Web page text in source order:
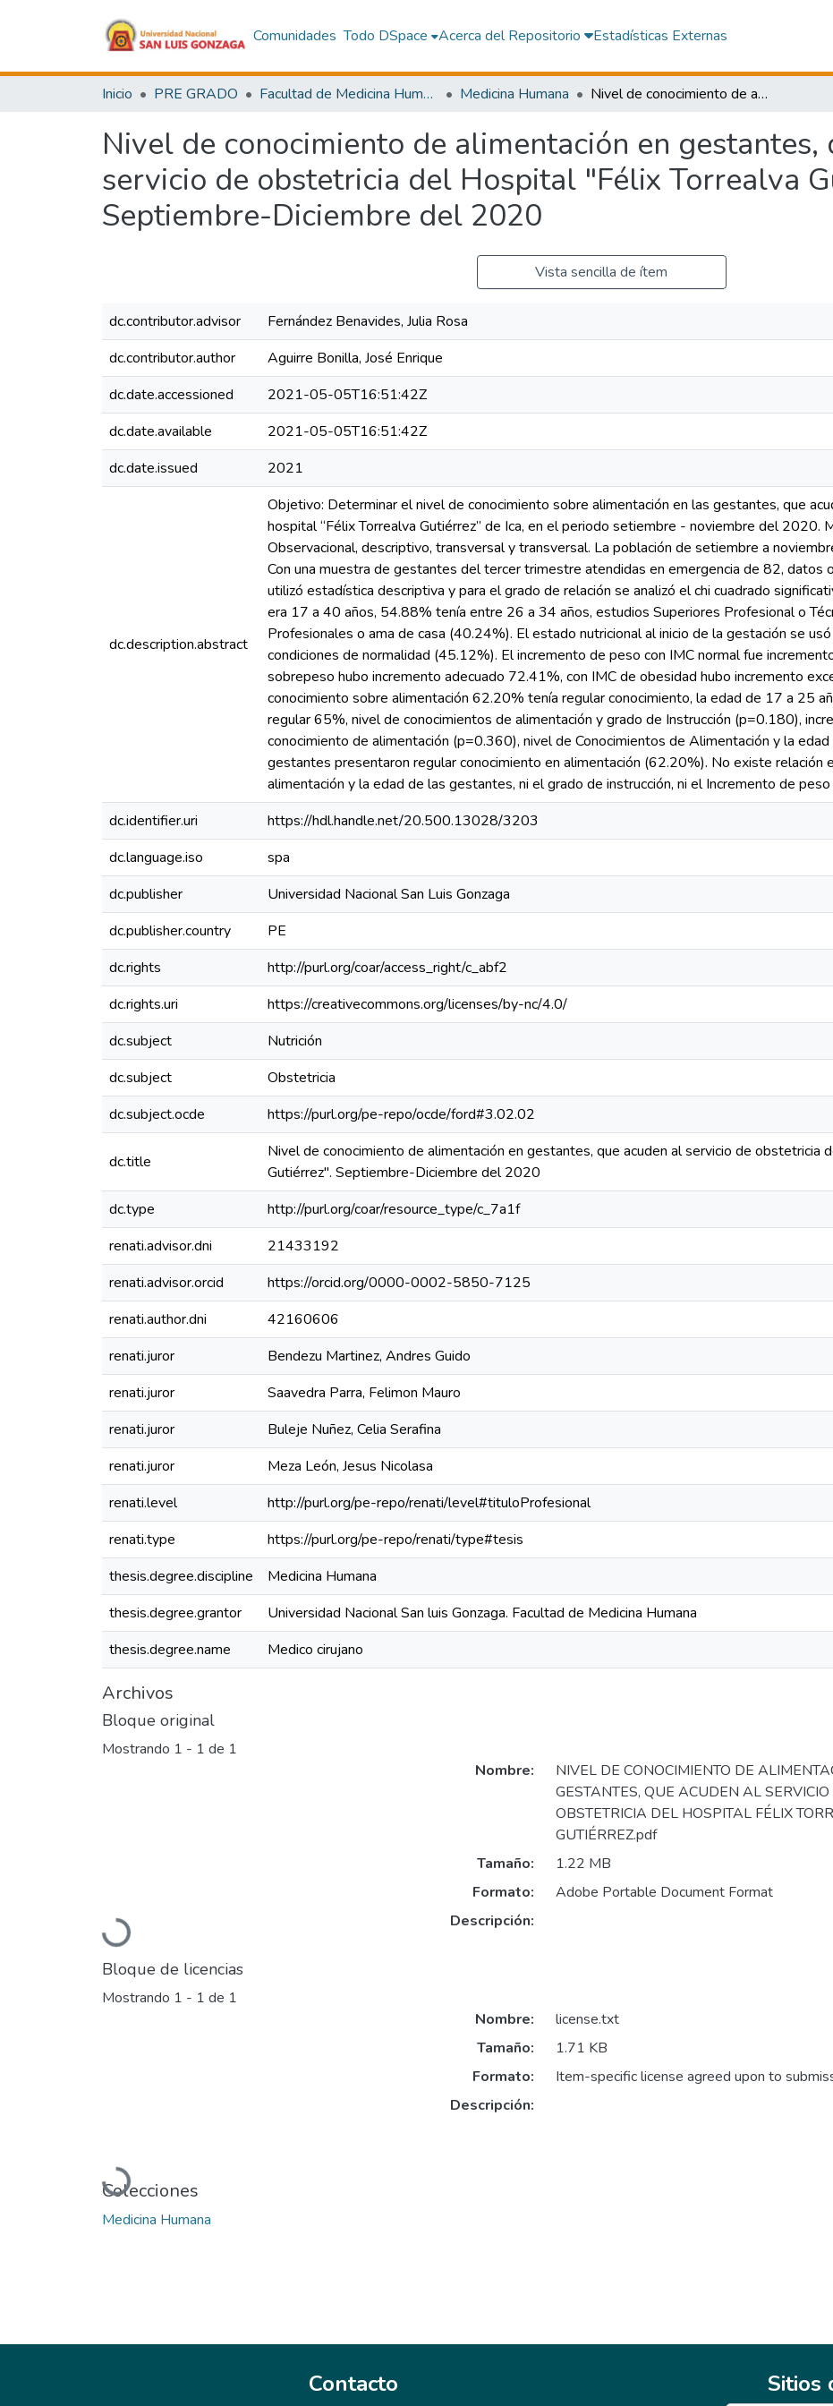
Comunidades Todo DSpace Acerca del Repositorio Estadísticas Externas
Inicio PRE GRADO Facultad de Medicina Humana Medicina Humana Nivel de conocimiento de alimentación en gestantes, que acuden al servicio de obstetricia del Hospital "Félix Torrealva Gutiérrez". Septiembre-Diciembre del 2020
Nivel de conocimiento de alimentación en gestantes,
servicio de obstetricia del Hospital "Félix Torrealva
Septiembre-Diciembre del 2020
Vista sencilla de ítem
dc.contributor.advisor
Fernández Benavides, Julia Rosa
dc.contributor.author
Aguirre Bonilla, José Enrique
dc.date.accessioned
2021-05-05T16:51:42Z
dc.date.available
2021-05-05T16:51:42Z
dc.date.issued
2021
dc.description.abstract
Objetivo: Determinar el nivel de conocimiento sobre alimentación en las gestantes, que
hospital “Félix Torrealva Gutiérrez” de Ica, en el periodo setiembre - noviembre del 2020.
Observacional, descriptivo, transversal y transversal. La población de setiembre a
Con una muestra de gestantes del tercer trimestre atendidas en emergencia de 82, datos
utilizó estadística descriptiva y para el grado de relación se analizó el chi cuadrado
era 17 a 40 años, 54.88% tenía entre 26 a 34 años, estudios Superiores Profesional o
Profesionales o ama de casa (40.24%). El estado nutricional al inicio de la gestación se
condiciones de normalidad (45.12%). El incremento de peso con IMC normal fue
sobrepeso hubo incremento adecuado 72.41%, con IMC de obesidad hubo incremento
conocimiento sobre alimentación 62.20% tenía regular conocimiento, la edad de 17 a 25
regular 65%, nivel de conocimientos de alimentación y grado de Instrucción (p=0.180),
conocimiento de alimentación (p=0.360), nivel de Conocimientos de Alimentación y la
gestantes presentaron regular conocimiento en alimentación (62.20%). No existe relación
alimentación y la edad de las gestantes, ni el grado de instrucción, ni el Incremento de
dc.identifier.uri
https://hdl.handle.net/20.500.13028/3203
dc.language.iso
spa
dc.publisher
Universidad Nacional San Luis Gonzaga
dc.publisher.country
PE
dc.rights
http://purl.org/coar/access_right/c_abf2
dc.rights.uri
https://creativecommons.org/licenses/by-nc/4.0/
dc.subject
Nutrición
dc.subject
Obstetricia
dc.subject.ocde
https://purl.org/pe-repo/ocde/ford#3.02.02
dc.title
Nivel de conocimiento de alimentación en gestantes, que acuden al servicio de obstetricia
Gutiérrez". Septiembre-Diciembre del 2020
dc.type http://purl.org/coar/resource_type/c_7a1f
renati.advisor.dni
21433192
renati.advisor.orcid
https://orcid.org/0000-0002-5850-7125
renati.author.dni
42160606
renati.juror
Bendezu Martinez, Andres Guido
renati.juror
Saavedra Parra, Felimon Mauro
renati.juror
Buleje Nuñez, Celia Serafina
renati.juror
Meza León, Jesus Nicolasa
renati.level
http://purl.org/pe-repo/renati/level#tituloProfesional
renati.type
https://purl.org/pe-repo/renati/type#tesis
thesis.degree.discipline
Medicina Humana
thesis.degree.grantor
Universidad Nacional San luis Gonzaga. Facultad de Medicina Humana
thesis.degree.name
Medico cirujano
Archivos
Bloque original
Mostrando 1 - 1 de 1
Cargando...
Nombre:
NIVEL DE CONOCIMIENTO DE
GESTANTES, QUE ACUDEN AL SERVICIO
OBSTETRICIA DEL HOSPITAL FÉLIX
GUTIÉRREZ.pdf
Tamaño:
1.22 MB
Formato:
Adobe Portable Document Format
Descripción:
Bloque de licencias
Mostrando 1 - 1 de 1
Cargando...
Nombre:
license.txt
Tamaño:
1.71 KB
Formato:
Item-specific license agreed upon to
Descripción:
Colecciones
Medicina Humana
Contacto Sitios